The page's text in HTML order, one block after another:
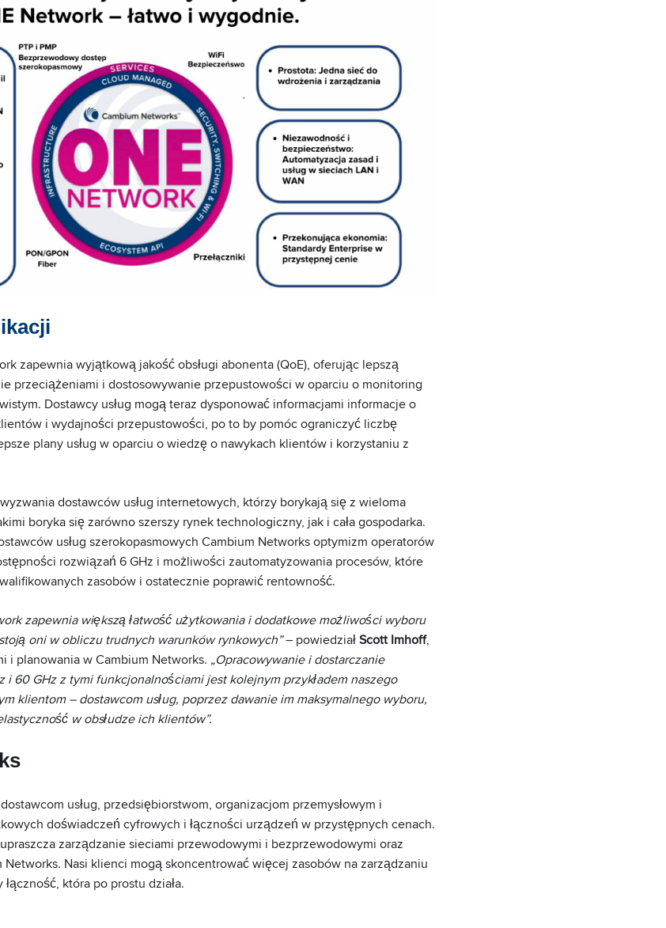
zapewnia wyjątkową jakość obsługi abonenta (QoE), oferując lepszą
przeciążeniami i dostosowywanie przepustowości w oparciu o monitoring
Dostawcy usług mogą teraz dysponować informacjami informacje o
i wydajności przepustowości, po to by pomóc ograniczyć liczbę
plany usług w oparciu o wiedzę o nawykach klientów i korzystaniu z
dostawców usług internetowych, którzy borykają się z wieloma
boryka się zarówno szerszy rynek technologiczny, jak i cała gospodarka.
usług szerokopasmowych Cambium Networks optymizm operatorów
rozwiązań 6 GHz i możliwości zautomatyzowania procesów, które
zasobów i ostatecznie poprawić rentowność.
zapewnia większą łatwość użytkowania i dodatkowe możliwości wyboru
oni w obliczu trudnych warunków rynkowych”– powiedziałScott Imhoff,
i planowania w Cambium Networks. „Opracowywanie i dostarczanie
i 60 GHz z tymi funkcjonalnościami jest kolejnym przykładem naszego
klientom – dostawcom usług, poprzez dawanie im maksymalnego wyboru,
w obsłudze ich klientów”.
usług, przedsiębiorstwom, organizacjom przemysłowym i
doświadczeń cyfrowych i łączności urządzeń w przystępnych cenach.
zarządzanie sieciami przewodowymi i bezprzewodowymi oraz
Nasi klienci mogą skoncentrować więcej zasobów na zarządzaniu
która po prostu działa.